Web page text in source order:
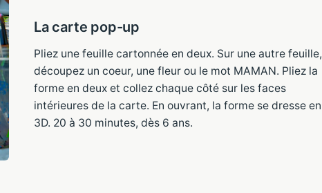
La carte pop-up
Pliez une feuille cartonnée en deux. Sur une autre feuille,
découpez un coeur, une fleur ou le mot MAMAN. Pliez la
forme en deux et collez chaque côté sur les faces
intérieures de la carte. En ouvrant, la forme se dresse en
3D. 20 à 30 minutes, dès 6 ans.